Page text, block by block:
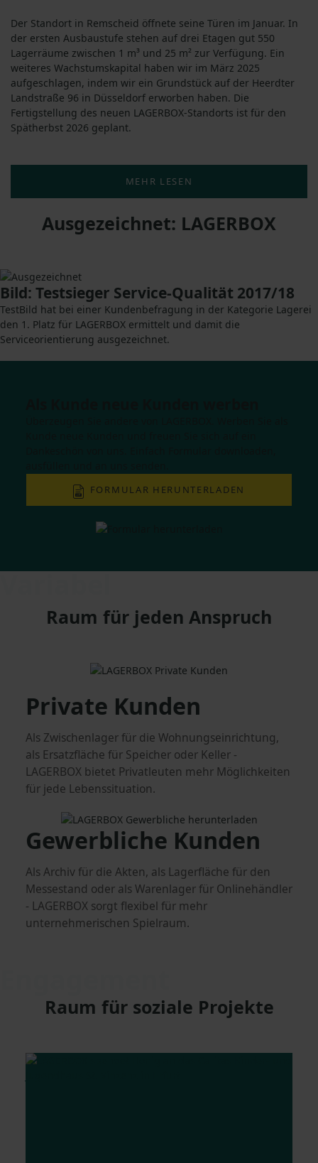
Der Standort in Remscheid öffnete seine Türen im Januar. In
der ersten Ausbaustufe stehen auf drei Etagen gut 550
Lagerräume zwischen 1 m³ und 25 m² zur Verfügung. Ein
weiteres Wachstumskapital haben wir im März 2025
aufgeschlagen, indem wir ein Grundstück auf der Heerdter
Landstraße 96 in Düsseldorf erworben haben. Die
Fertigstellung des neuen LAGERBOX-Standorts ist für den
Spätherbst 2026 geplant.
MEHR LESEN
Ausgezeichnet: LAGERBOX
Bild: Testsieger Service-Qualität 2017/18
TestBild hat bei einer Kundenbefragung in der Kategorie Lagerei
den 1. Platz für LAGERBOX ermittelt und damit die
Serviceorientierung ausgezeichnet.
FORMULAR HERUNTERLADEN
Raum für jeden Anspruch
Private Kunden
Als Zwischenlager für die Wohnungseinrichtung,
als Ersatzfläche für Speicher oder Keller -
LAGERBOX bietet Privatleuten mehr Möglichkeiten
für jede Lebenssituation.
Gewerbliche Kunden
Als Archiv für die Akten, als Lagerfläche für den
Messestand oder als Warenlager für Onlinehändler
- LAGERBOX sorgt flexibel für mehr
unternehmerischen Spielraum.
Raum für soziale Projekte